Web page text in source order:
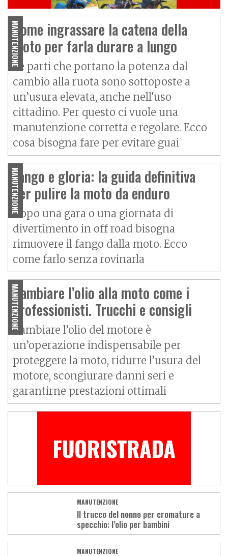
MANUTENZIONE
Come ingrassare la catena della
moto per farla durare a lungo
Le parti che portano la potenza dal
cambio alla ruota sono sottoposte a
un’usura elevata, anche nell'uso
cittadino. Per questo ci vuole una
manutenzione corretta e regolare. Ecco
cosa bisogna fare per evitare guai
MANUTENZIONE
Fango e gloria: la guida definitiva
per pulire la moto da enduro
Dopo una gara o una giornata di
divertimento in off road bisogna
rimuovere il fango dalla moto. Ecco
come farlo senza rovinarla
MANUTENZIONE
Cambiare l’olio alla moto come i
professionisti. Trucchi e consigli
Cambiare l’olio del motore è
un’operazione indispensabile per
proteggere la moto, ridurre l’usura del
motore, scongiurare danni seri e
garantirne prestazioni ottimali
MANUTENZIONE
Il trucco del nonno per cromature a
specchio: l’olio per bambini
MANUTENZIONE